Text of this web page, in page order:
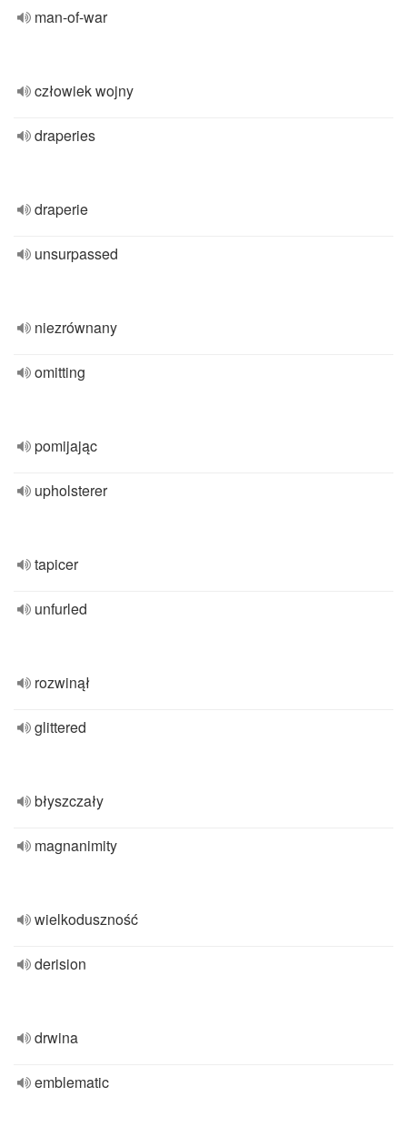
man-of-war
człowiek wojny
draperies
draperie
unsurpassed
niezrównany
omitting
pomijając
upholsterer
tapicer
unfurled
rozwinął
glittered
błyszczały
magnanimity
wielkoduszność
derision
drwina
emblematic